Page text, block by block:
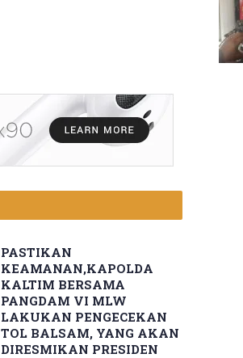
PASTIKAN
KEAMANAN,KAPOLDA
KALTIM BERSAMA
PANGDAM VI MLW
LAKUKAN PENGECEKAN
TOL BALSAM, YANG AKAN
DIRESMIKAN PRESIDEN